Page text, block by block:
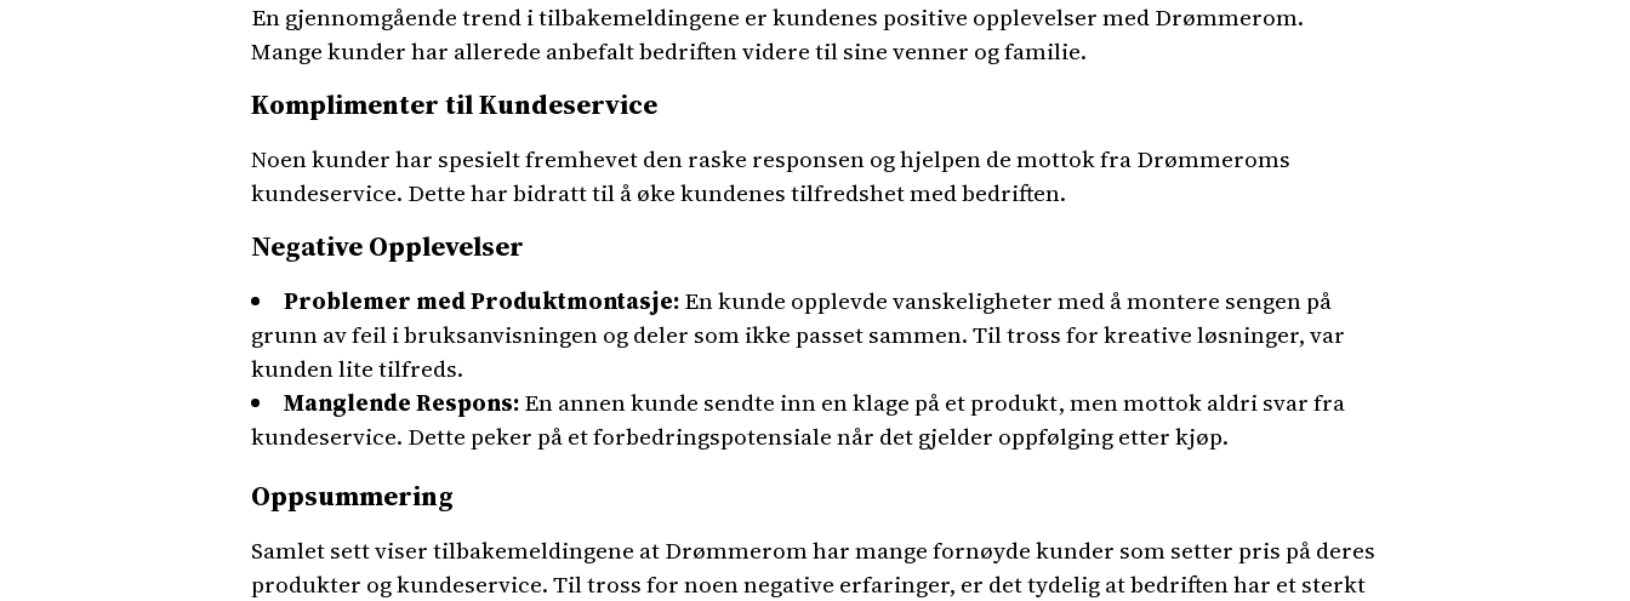
En gjennomgående trend i tilbakemeldingene er kundenes positive opplevelser med Drømmerom.
Mange kunder har allerede anbefalt bedriften videre til sine venner og familie.
Komplimenter til Kundeservice
Noen kunder har spesielt fremhevet den raske responsen og hjelpen de mottok fra Drømmeroms
kundeservice. Dette har bidratt til å øke kundenes tilfredshet med bedriften.
Negative Opplevelser
Problemer med Produktmontasje:En kunde opplevde vanskeligheter med å montere sengen på
grunn av feil i bruksanvisningen og deler som ikke passet sammen. Til tross for kreative løsninger, var
kunden lite tilfreds.
Manglende Respons:En annen kunde sendte inn en klage på et produkt, men mottok aldri svar fra
kundeservice. Dette peker på et forbedringspotensiale når det gjelder oppfølging etter kjøp.
Oppsummering
Samlet sett viser tilbakemeldingene at Drømmerom har mange fornøyde kunder som setter pris på deres
produkter og kundeservice. Til tross for noen negative erfaringer, er det tydelig at bedriften har et sterkt